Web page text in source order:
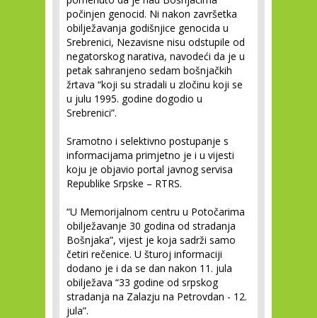
počinjen genocid. Ni nakon završetka
obilježavanja godišnjice genocida u
Srebrenici, Nezavisne nisu odstupile od
negatorskog narativa, navodeći da je u
petak sahranjeno sedam bošnjačkih
žrtava “koji su stradali u zločinu koji se
u julu 1995. godine dogodio u
Srebrenici”.
Sramotno i selektivno postupanje s
informacijama primjetno je i u vijesti
koju je objavio portal javnog servisa
Republike Srpske – RTRS.
“U Memorijalnom centru u Potočarima
obilježavanje 30 godina od stradanja
Bošnjaka”, vijest je koja sadrži samo
četiri rečenice. U šturoj informaciji
dodano je i da se dan nakon 11. jula
obilježava “33 godine od srpskog
stradanja na Zalazju na Petrovdan - 12.
jula”.